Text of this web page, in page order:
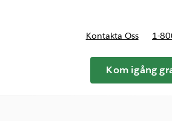
och priser
Kontakta Oss 1-
Kom igång